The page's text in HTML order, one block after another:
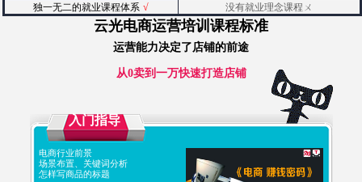
行业资讯
联系我们
独一无二的就业课程体系 √
没有就业理念课程 ㄨ
云光电商运营培训课程标准
运营能力决定了店铺的前途
从0卖到一万快速打造店铺
入门指导
电商行业前景
场景布置、关键词分析
怎样写商品的标题